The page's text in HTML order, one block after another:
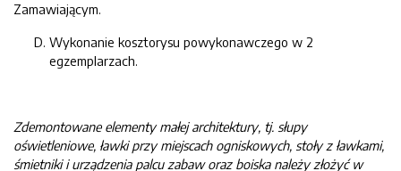
Zamawiającym.
Wykonanie kosztorysu powykonawczego w 2
egzemplarzach.
Zdemontowane elementy małej architektury, tj. słupy
oświetleniowe, ławki przy miejscach ogniskowych, stoły z ławkami,
śmietniki i urządzenia palcu zabaw oraz boiska należy złożyć w